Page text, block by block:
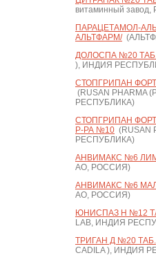
витаминный
ПАРАЦЕТАМОЛ-
АЛЬТФАРМ/
ДОЛОСПА №20
), ИНДИЯ
СТОПГРИПАН
(RUSAN
РЕСПУБЛИКА)
СТОПГРИПАН
Р-РА №10(RUSAN
РЕСПУБЛИКА)
АНВИМАКС №6
АО, РОССИЯ)
АНВИМАКС №6
АО, РОССИЯ)
ЮНИСПАЗ Н №12
LAB, ИНДИЯ
ТРИГАН Д №20 ТАБ.
CADILA ), ИНДИЯ